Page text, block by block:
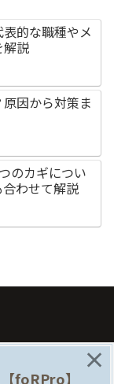
的な職種やメ
解説
因から対策ま
のカギについ
わせて解説
foRPro】
×